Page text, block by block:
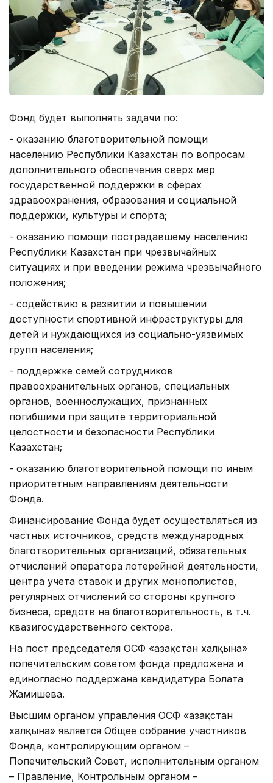
Фонд будет выполнять задачи по:
- оказанию благотворительной помощи
населению Республики Казахстан по вопросам
дополнительного обеспечения сверх мер
государственной поддержки в сферах
здравоохранения, образования и социальной
поддержки, культуры и спорта;
- оказанию помощи пострадавшему населению
Республики Казахстан при чрезвычайных
ситуациях и при введении режима чрезвычайного
положения;
- содействию в развитии и повышении
доступности спортивной инфраструктуры для
детей и нуждающихся из социально-уязвимых
групп населения;
- поддержке семей сотрудников
правоохранительных органов, специальных
органов, военнослужащих, признанных
погибшими при защите территориальной
целостности и безопасности Республики
Казахстан;
- оказанию благотворительной помощи по иным
приоритетным направлениям деятельности
Фонда.
Финансирование Фонда будет осуществляться из
частных источников, средств международных
благотворительных организаций, обязательных
отчислений оператора лотерейной деятельности,
центра учета ставок и других монополистов,
регулярных отчислений со стороны крупного
бизнеса, средств на благотворительность, в т.ч.
квазигосударственного сектора.
На пост председателя ОСФ «Қазақстан халқына»
попечительским советом фонда предложена и
единогласно поддержана кандидатура Болата
Жамишева.
Высшим органом управления ОСФ «Қазақстан
халқына» является Общее собрание участников
Фонда, контролирующим органом –
Попечительский Совет, исполнительным органом
– Правление, Контрольным органом –